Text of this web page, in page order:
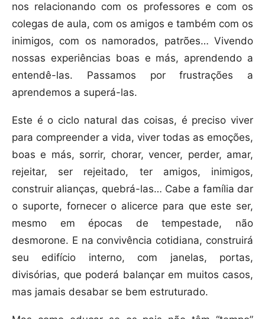
nos relacionando com os professores e com os
colegas de aula, com os amigos e também com os
inimigos, com os namorados, patrões… Vivendo
nossas experiências boas e más, aprendendo a
entendê-las. Passamos por frustrações a
aprendemos a superá-las.
Este é o ciclo natural das coisas, é preciso viver
para compreender a vida, viver todas as emoções,
boas e más, sorrir, chorar, vencer, perder, amar,
rejeitar, ser rejeitado, ter amigos, inimigos,
construir alianças, quebrá-las… Cabe a família dar
o suporte, fornecer o alicerce para que este ser,
mesmo em épocas de tempestade, não
desmorone. E na convivência cotidiana, construirá
seu edifício interno, com janelas, portas,
divisórias, que poderá balançar em muitos casos,
mas jamais desabar se bem estruturado.